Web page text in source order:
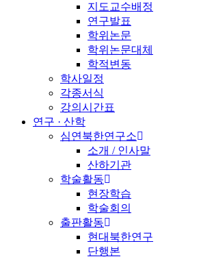
지도교수배정
연구발표
학위논문
학위논문대체
학적변동
학사일정
각종서식
강의시간표
연구 · 산학
심연북한연구소
소개 / 인사말
산하기관
학술활동
현장학습
학술회의
출판활동
현대북한연구
단행본